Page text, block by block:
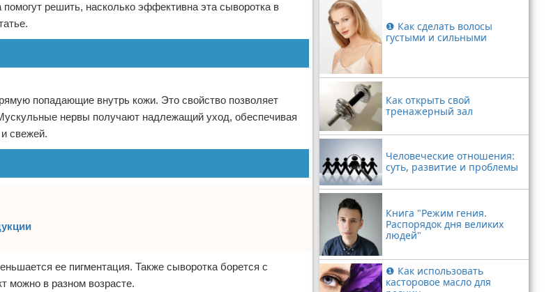
решить, насколько эффективна эта сыворотка в
попадающие внутрь кожи. Это свойство позволяет
нервы получают надлежащий уход, обеспечивая
свежей.
ее пигментация. Также сыворотка борется с
можно в разном возрасте.
❶ Как сделать волосы
густыми и сильными
Как открыть свой
тренажерный зал
Человеческие отношения:
суть, развитие и проблемы
Книга "Режим гения.
Распорядок дня великих
людей"
❶ Как использовать
касторовое масло для